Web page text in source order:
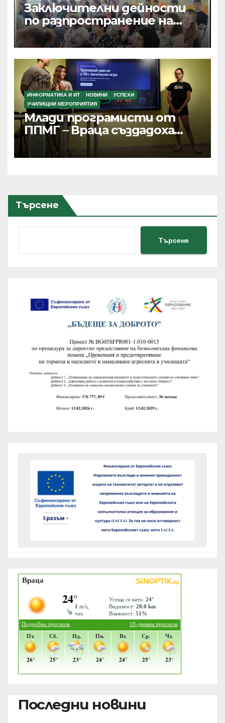
Заключителни дейности
по разпространение на
резултатите от текущи
проекти по Програма
Еразъм+, ПОО и eTwinning
ИНФОРМАТИКА И ИТ НОВИНИ
УСПЕХИ
УЧИЛИЩНИ МЕРОПРИЯТИЯ
Млади програмисти от
ППМГ – Враца създадоха
дигитални продукти с
реално приложение и
Търсене
Търсене
Последни новини